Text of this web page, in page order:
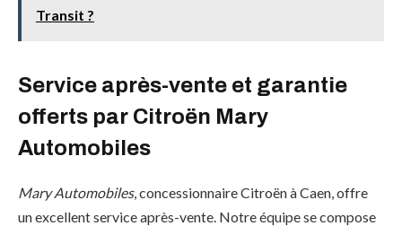
Transit ?
Service après-vente et garantie
offerts par Citroën Mary
Automobiles
Mary Automobiles, concessionnaire Citroën à Caen, offre
un excellent service après-vente. Notre équipe se compose